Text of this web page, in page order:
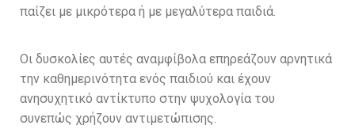
παίζει με μικρότερα ή με μεγαλύτερα παιδιά.
Οι δυσκολίες αυτές αναμφίβολα επηρεάζουν αρνητικά
την καθημερινότητα ενός παιδιού και έχουν
ανησυχητικό αντίκτυπο στην ψυχολογία του
συνεπώς χρήζουν αντιμετώπισης.